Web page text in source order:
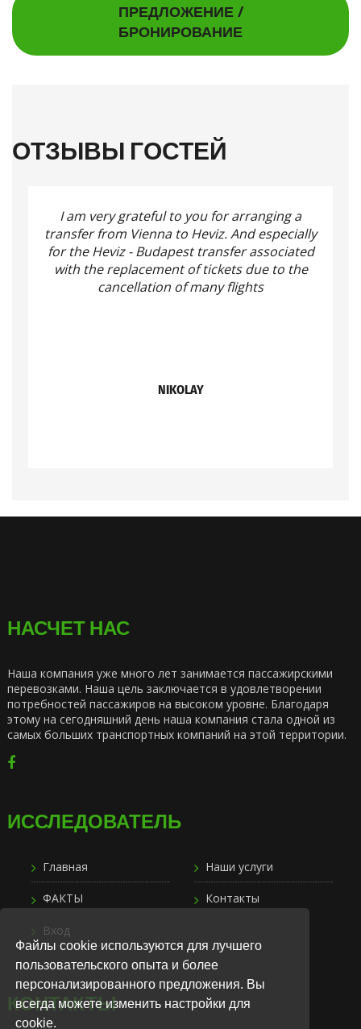
Файлы cookie используются для лучшего
пользовательского опыта и более
персонализированного предложения. Вы
всегда можете изменить настройки для
cookie.
ПРЕДЛОЖЕНИЕ /
БРОНИРОВАНИЕ
ОТЗЫВЫ ГОСТЕЙ
I am very grateful to you for arranging a
transfer from Vienna to Heviz.And especially
for the Heviz - Budapest transfer associated
with the replacement of tickets due to the
cancellation of many flights
NIKOLAY
НАСЧЕТ НАС
Наша компания уже много лет занимается пассажирскими
перевозками. Наша цель заключается в удовлетворении
потребностей пассажиров на высоком уровне. Благодаря
этому на сегодняшний день наша компания стала одной из
самых больших транспортных компаний на этой территории.
ИССЛЕДОВАТЕЛЬ
Главная Наши услуги
ФАКТЫ Контакты
Вход
КОНТАКТЫ